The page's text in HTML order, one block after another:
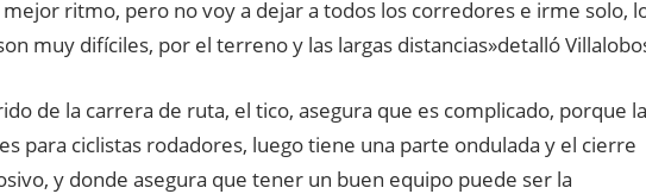
mejor ritmo, pero no voy a dejar a todos los corredores e irme solo,
muy difíciles, por el terreno y las largas distancias»detalló
de la carrera de ruta, el tico, asegura que es complicado, porque la
para ciclistas rodadores, luego tiene una parte ondulada y el cierre
y donde asegura que tener un buen equipo puede ser la